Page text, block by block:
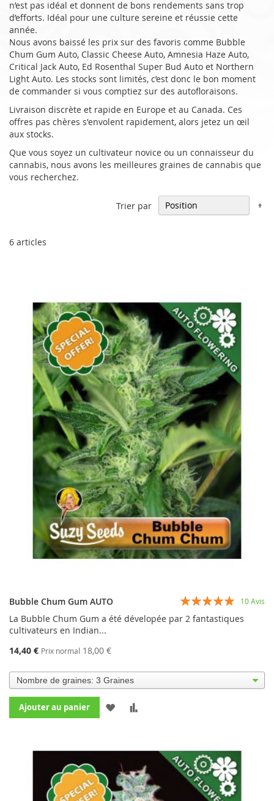
n’est pas idéal et donnent de bons rendements sans trop
d’efforts. Idéal pour une culture sereine et réussie cette
année.
Nous avons baissé les prix sur des favoris comme Bubble
Chum Gum Auto, Classic Cheese Auto, Amnesia Haze Auto,
Critical Jack Auto, Ed Rosenthal Super Bud Auto et Northern
Light Auto. Les stocks sont limités, c’est donc le bon moment
de commander si vous comptiez sur des autofloraisons.
Livraison discrète et rapide en Europe et au Canada. Ces
offres pas chères s'envolent rapidement, alors jetez un œil
aux stocks.
Que vous soyez un cultivateur novice ou un connaisseur du
cannabis, nous avons les meilleures graines de cannabis que
vous recherchez.
6 articles
Trier par
Bubble Chum Gum AUTO
Évaluation:
98%
10Avis
La Bubble Chum Gum a été dévelopée par 2 fantastiques
cultivateurs en Indian...
14,40 € Prix normal 18,00 €
Ajouter au panier
AJOUTER
MA
LISTE
D’ENVIE
COMPARATEUR